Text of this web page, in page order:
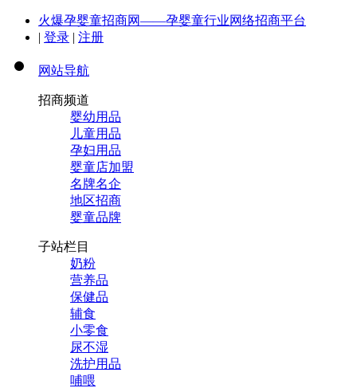
火爆孕婴童招商网——孕婴童行业网络招商平台
| 登录 | 注册
网站导航
招商频道
婴幼用品
儿童用品
孕妇用品
婴童店加盟
名牌名企
地区招商
婴童品牌
子站栏目
奶粉
营养品
保健品
辅食
小零食
尿不湿
洗护用品
哺喂